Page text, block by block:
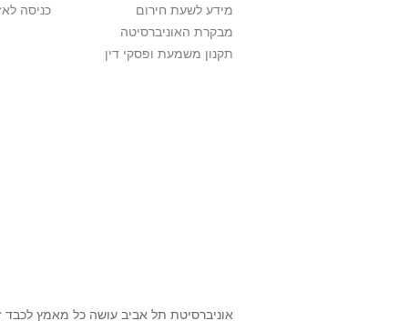
מידע לשעת חירום
מבקרת האוניברסיטה
תקנון משמעת ופסקי דין
כניסה
אוניברסיטת תל אביב עושה כל מאמץ לכבד